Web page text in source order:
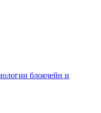
блокчейн и